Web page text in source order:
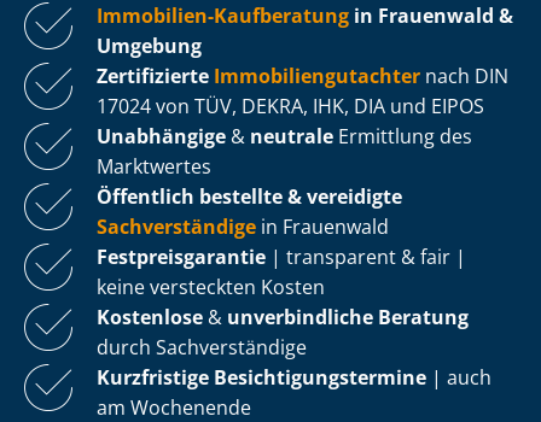
Immobilien-Kaufberatung in Frauenwald &
Umgebung
Zertifizierte Im­mo­bi­li­en­gut­ach­ter nach DIN
17024 von TÜV, DEKRA, IHK, DIA und EIPOS
Unabhängige & neutrale Ermittlung des
Marktwertes
Öffentlich bestellte & vereidigte
Sachverständige in Frauenwald
Fest­preis­ga­ran­tie | transparent & fair |
keine versteckten Kosten
Kostenlose & unverbindliche Beratung
durch Sachverständige
Kurzfristige Be­sich­ti­gungs­ter­mi­ne | auch
am Wochenende